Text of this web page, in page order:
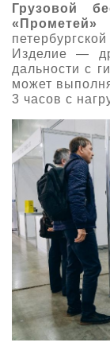
Грузовой
«Прометей»
Изделие —
дальности с
может
3 часов с